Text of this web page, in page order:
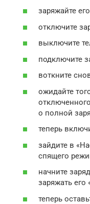
заряжайте
отключите
выключите
подключите
воткните
ожидайте
о полной
теперь
зайдите в
спящего
начните
заряжать его
теперь